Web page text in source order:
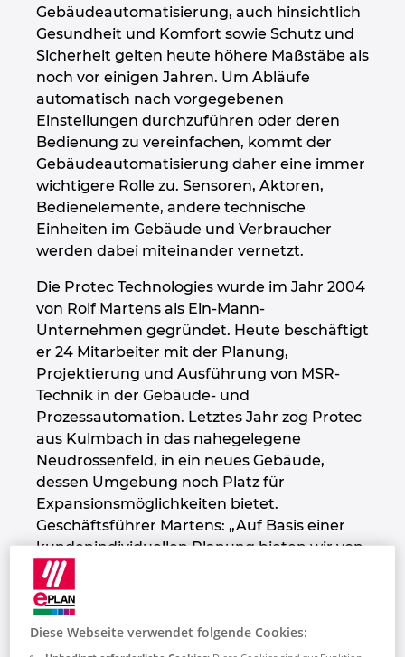
Gebäudeautomatisierung, auch hinsichtlich
Gesundheit und Komfort sowie Schutz und
Sicherheit gelten heute höhere Maßstäbe als
noch vor einigen Jahren. Um Abläufe
automatisch nach vorgegebenen
Einstellungen durchzuführen oder deren
Bedienung zu vereinfachen, kommt der
Gebäudeautomatisierung daher eine immer
wichtigere Rolle zu. Sensoren, Aktoren,
Bedienelemente, andere technische
Einheiten im Gebäude und Verbraucher
werden dabei miteinander vernetzt.
Die Protec Technologies wurde im Jahr 2004
von Rolf Martens als Ein-Mann-
Unternehmen gegründet. Heute beschäftigt
er 24 Mitarbeiter mit der Planung,
Projektierung und Ausführung von MSR-
Technik in der Gebäude- und
Prozessautomation. Letztes Jahr zog Protec
aus Kulmbach in das nahegelegene
Neudrossenfeld, in ein neues Gebäude,
dessen Umgebung noch Platz für
Expansionsmöglichkeiten bietet.
Geschäftsführer Martens: „Auf Basis einer
kundenindividuellen Planung bieten wir von
der Gebäudevisualisierung, über die
Planung, die Konstruktion und die
Programmierung bis hin zu
Anlagenausrüstung, Schaltanlagenbau,
Japan
Kanada
Kolumbien
Kroatien
Litauen
Luxemburg
Malaysia
Mexiko
Neuseeland
Niederlande
Norwegen
Österreich
Peru
Philippinen
Diese Webseite verwendet folgende Cookies: